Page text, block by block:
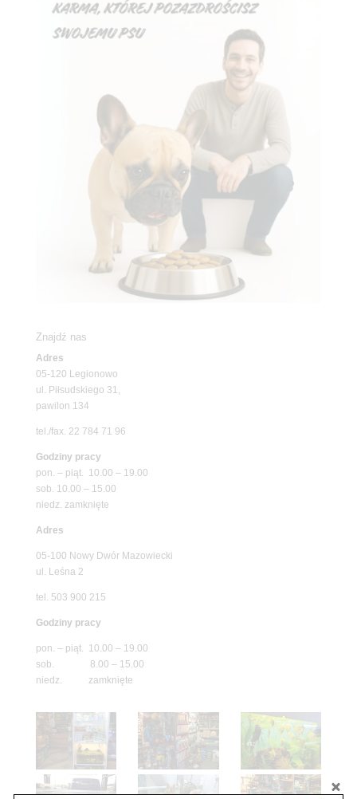
Znajdź nas
Adres
05-120 Legionowo
ul. Piłsudskiego 31,
pawilon 134
tel./fax. 22 784 71 96
Godziny pracy
pon. – piąt. 10.00 – 19.00
sob. 10.00 – 15.00
niedz. zamknięte
Adres
05-100 Nowy Dwór Mazowiecki
ul. Leśna 2
tel. 503 900 215
Godziny pracy
pon. – piąt. 10.00 – 19.00
sob. 8.00 – 15.00
niedz. zamknięte